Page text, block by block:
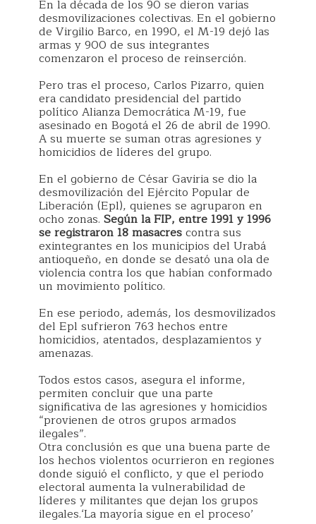
En la década de los 90 se dieron varias
desmovilizaciones colectivas. En el gobierno
de Virgilio Barco, en 1990, el M-19 dejó las
armas y 900 de sus integrantes
comenzaron el proceso de reinserción.
Pero tras el proceso, Carlos Pizarro, quien
era candidato presidencial del partido
político Alianza Democrática M-19, fue
asesinado en Bogotá el 26 de abril de 1990.
A su muerte se suman otras agresiones y
homicidios de líderes del grupo.
En el gobierno de César Gaviria se dio la
desmovilización del Ejército Popular de
Liberación (Epl), quienes se agruparon en
ocho zonas. Según la FIP, entre 1991 y 1996
se registraron 18 masacrescontra sus
exintegrantes en los municipios del Urabá
antioqueño, en donde se desató una ola de
violencia contra los que habían conformado
un movimiento político.
En ese periodo, además, los desmovilizados
del Epl sufrieron 763 hechos entre
homicidios, atentados, desplazamientos y
amenazas.
Todos estos casos, asegura el informe,
permiten concluir que una parte
significativa de las agresiones y homicidios
“provienen de otros grupos armados
ilegales”.
Otra conclusión es que una buena parte de
los hechos violentos ocurrieron en regiones
donde siguió el conflicto, y que el periodo
electoral aumenta la vulnerabilidad de
líderes y militantes que dejan los grupos
ilegales.‘La mayoría sigue en el proceso’